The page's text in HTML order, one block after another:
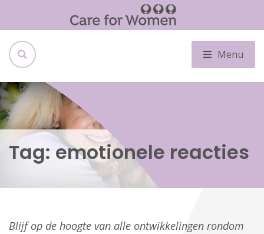
Menu
Tag: emotionele reacties
Blijf op de hoogte van alle ontwikkelingen rondom